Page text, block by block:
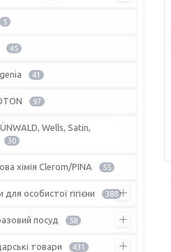
5
45
41
97
Wells, Satin,
30
хімія Clerom/PINA 55
для особистої гігієни 388
посуд 58
товари 431